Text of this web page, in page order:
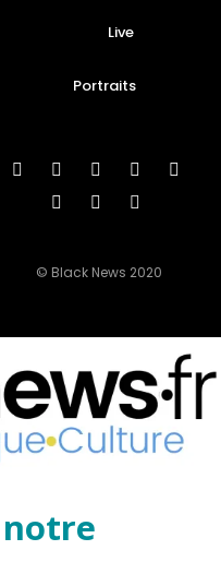
Live
Portraits
© Black News 2020
notre